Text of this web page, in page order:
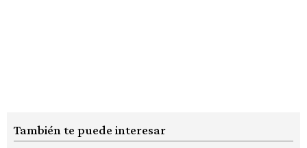
También te puede interesar